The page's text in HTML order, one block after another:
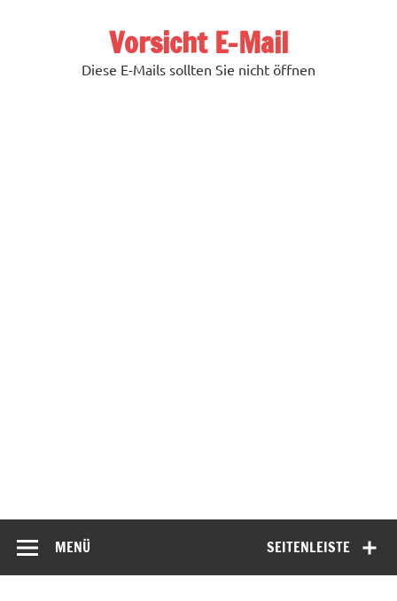
Vorsicht E-Mail
Diese E-Mails sollten Sie nicht öffnen
SEITENLEISTE
MENÜ